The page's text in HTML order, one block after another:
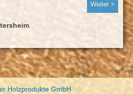
Weiter >
Holzprodukte GmbH